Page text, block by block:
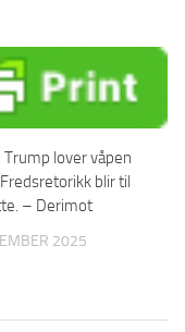
lover våpen
blir til
– Derimot
2025